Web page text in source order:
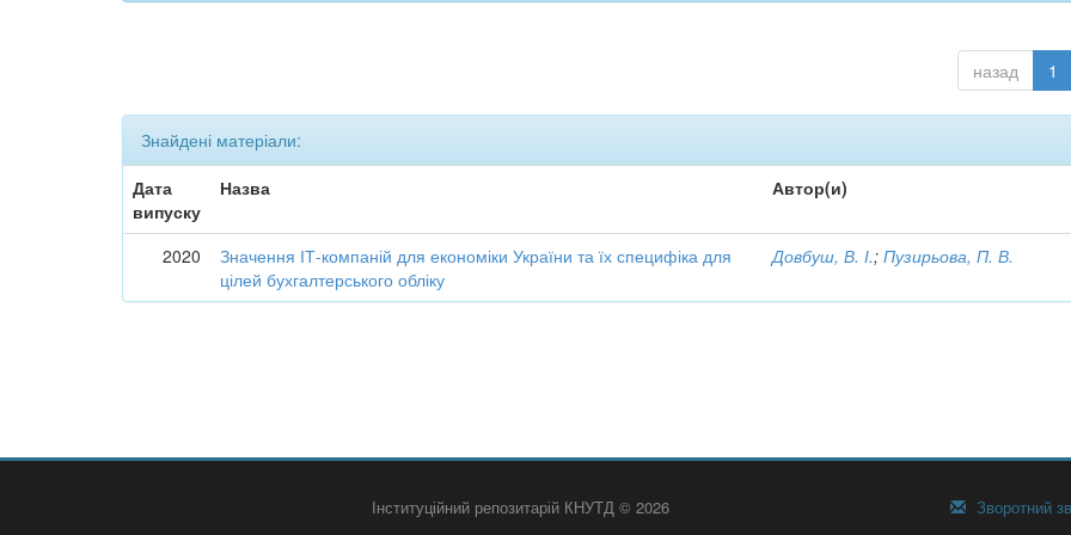
назад 1
Знайдені матеріали:
Дата
випуску
Назва Автор(и)
2020
Значення ІТ-компаній для економіки України та їх специфіка для
цілей бухгалтерського обліку
Довбуш, В. І.;Пузирьова, П. В.
Інституційний репозитарій КНУТД © 2026 Зворотний